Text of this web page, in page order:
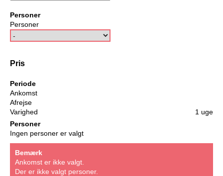
Personer
Personer
Pris
Periode
Ankomst
Afrejse
Varighed
1 uge
Personer
Ingen personer er valgt
Bemærk
Ankomst er ikke valgt.
Der er ikke valgt personer.